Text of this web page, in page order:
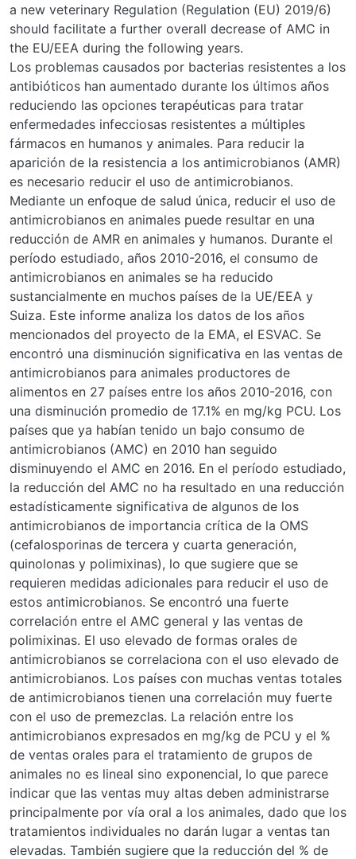
a new veterinary Regulation (Regulation (EU) 2019/6)
should facilitate a further overall decrease of AMC in
the EU/EEA during the following years.
Los problemas causados por bacterias resistentes a los
antibióticos han aumentado durante los últimos años
reduciendo las opciones terapéuticas para tratar
enfermedades infecciosas resistentes a múltiples
fármacos en humanos y animales. Para reducir la
aparición de la resistencia a los antimicrobianos (AMR)
es necesario reducir el uso de antimicrobianos.
Mediante un enfoque de salud única, reducir el uso de
antimicrobianos en animales puede resultar en una
reducción de AMR en animales y humanos. Durante el
período estudiado, años 2010-2016, el consumo de
antimicrobianos en animales se ha reducido
sustancialmente en muchos países de la UE/EEA y
Suiza. Este informe analiza los datos de los años
mencionados del proyecto de la EMA, el ESVAC. Se
encontró una disminución significativa en las ventas de
antimicrobianos para animales productores de
alimentos en 27 países entre los años 2010-2016, con
una disminución promedio de 17.1% en mg/kg PCU. Los
países que ya habían tenido un bajo consumo de
antimicrobianos (AMC) en 2010 han seguido
disminuyendo el AMC en 2016. En el período estudiado,
la reducción del AMC no ha resultado en una reducción
estadísticamente significativa de algunos de los
antimicrobianos de importancia crítica de la OMS
(cefalosporinas de tercera y cuarta generación,
quinolonas y polimixinas), lo que sugiere que se
requieren medidas adicionales para reducir el uso de
estos antimicrobianos. Se encontró una fuerte
correlación entre el AMC general y las ventas de
polimixinas. El uso elevado de formas orales de
antimicrobianos se correlaciona con el uso elevado de
antimicrobianos. Los países con muchas ventas totales
de antimicrobianos tienen una correlación muy fuerte
con el uso de premezclas. La relación entre los
antimicrobianos expresados en mg/kg de PCU y el %
de ventas orales para el tratamiento de grupos de
animales no es lineal sino exponencial, lo que parece
indicar que las ventas muy altas deben administrarse
principalmente por vía oral a los animales, dado que los
tratamientos individuales no darán lugar a ventas tan
elevadas. También sugiere que la reducción del % de